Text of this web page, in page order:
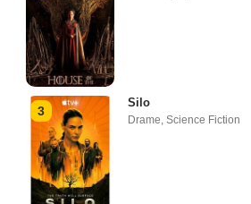
3
Silo
Drame Science Fiction